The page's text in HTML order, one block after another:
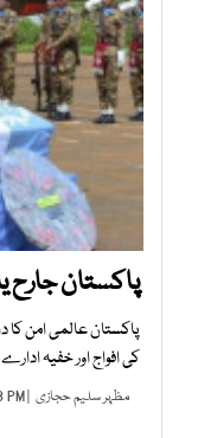
پاکستان جارح
پاکستان عالمی امن کا
کی افواج اور خفیہ
مظہر سلیم حجازی | OCT 21, 2017 04:08 PM |